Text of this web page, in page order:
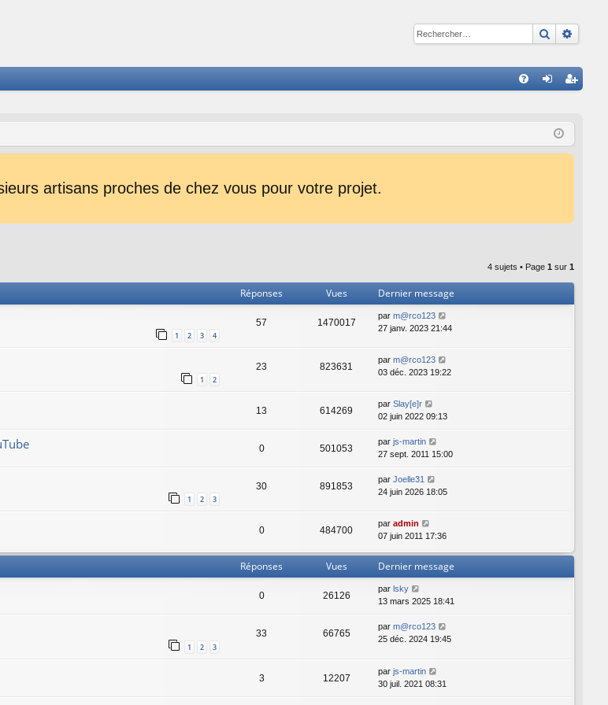
cri
artisans proches de chez vous pour votre projet.
4 sujets • Page 1 sur 1
Réponses Vues Dernier message
1 2 3 4
57 1470017
par m@rco123
27 janv. 2023 21:44
1 2
23 823631
par m@rco123
03 déc. 2023 19:22
13 614269
par Slay[e]r
02 juin 2022 09:13
0 501053
par js-martin
27 sept. 2011 15:00
1 2 3
30 891853
par Joelle31
24 juin 2026 18:05
0 484700
par admin
07 juin 2011 17:36
Réponses Vues Dernier message
0 26126
par lsky
13 mars 2025 18:41
1 2 3
33 66765
par m@rco123
25 déc. 2024 19:45
3 12207
par js-martin
30 juil. 2021 08:31